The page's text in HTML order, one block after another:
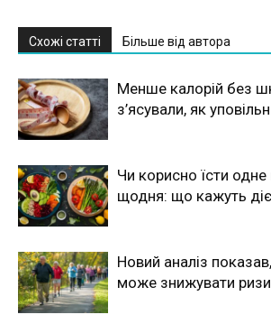
Схожі статті Більше від автора
Менше калорій без
з’ясували, як
Чи корисно їсти
щодня: що кажуть
Новий аналіз
може знижувати